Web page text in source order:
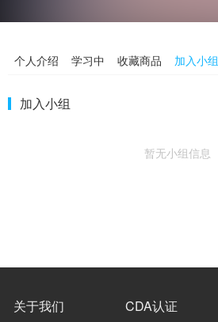
个人介绍 学习中 收藏商品 加入小组
加入小组
暂无小组信息
关于我们 CDA认证